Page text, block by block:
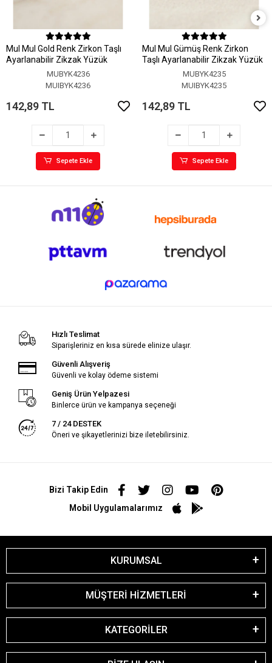
MuI MuI Gold Renk Zirkon Taşlı
Ayarlanabilir Zikzak Yüzük
MUBYK4236
MUIBYK4236
142,89 TL
Sepete Ekle
MuI MuI Gümüş Renk Zirkon
Taşlı Ayarlanabilir Zikzak Yüzük
MUBYK4235
MUIBYK4235
142,89 TL
Sepete Ekle
Hızlı Teslimat
Siparişleriniz en kısa sürede elinize ulaşır.
Güvenli Alışveriş
Güvenli ve kolay ödeme sistemi
Geniş Ürün Yelpazesi
Binlerce ürün ve kampanya seçeneği
7 / 24 DESTEK
Öneri ve şikayetlerinizi bize iletebilirsiniz.
Bizi Takip Edin
Mobil Uygulamalarımız
KURUMSAL
MÜŞTERİ HİZMETLERİ
KATEGORİLER